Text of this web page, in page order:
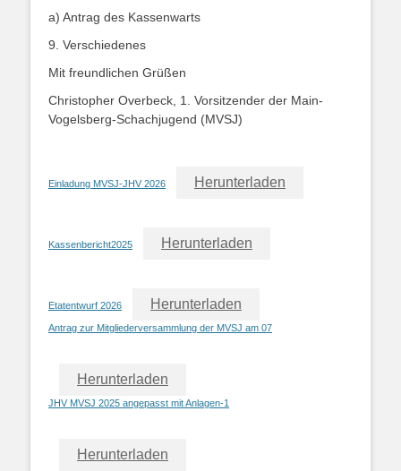
a) Antrag des Kassenwarts
9. Verschiedenes
Mit freundlichen Grüßen
Christopher Overbeck, 1. Vorsitzender der Main-
Vogelsberg-Schachjugend (MVSJ)
Einladung MVSJ-JHV 2026 Herunterladen
Kassenbericht2025 Herunterladen
Etatentwurf 2026 Herunterladen
Antrag zur Mitgliederversammlung der MVSJ am 07
Herunterladen
JHV MVSJ 2025 angepasst mit Anlagen-1
Herunterladen